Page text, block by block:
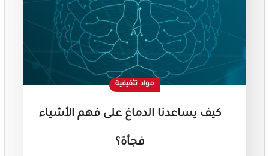
مواد تثقيفية
كيف يساعدنا الدماغ على فهم الأشياء
فجأة؟